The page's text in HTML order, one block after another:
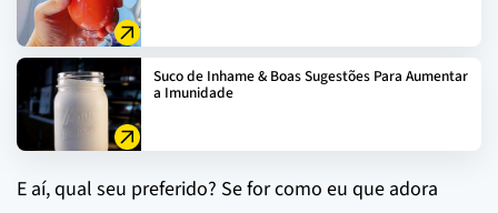
Suco de Inhame & Boas Sugestões Para Aumentar
a Imunidade
E aí, qual seu preferido? Se for como eu que adora